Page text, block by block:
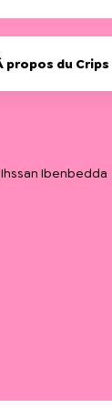
propos du Crips
Ibenbedda